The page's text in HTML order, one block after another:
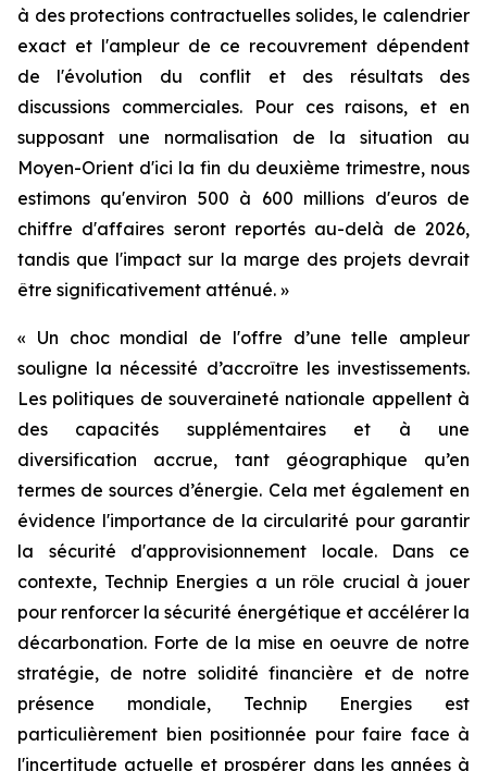
à des protections contractuelles solides, le calendrier
exact et l'ampleur de ce recouvrement dépendent
de l'évolution du conflit et des résultats des
discussions commerciales. Pour ces raisons, et en
supposant une normalisation de la situation au
Moyen-Orient d'ici la fin du deuxième trimestre, nous
estimons qu'environ 500 à 600 millions d'euros de
chiffre d'affaires seront reportés au-delà de 2026,
tandis que l'impact sur la marge des projets devrait
être significativement atténué. »
« Un choc mondial de l'offre d’une telle ampleur
souligne la nécessité d’accroître les investissements.
Les politiques de souveraineté nationale appellent à
des capacités supplémentaires et à une
diversification accrue, tant géographique qu’en
termes de sources d’énergie. Cela met également en
évidence l'importance de la circularité pour garantir
la sécurité d'approvisionnement locale. Dans ce
contexte, Technip Energies a un rôle crucial à jouer
pour renforcer la sécurité énergétique et accélérer la
décarbonation. Forte de la mise en oeuvre de notre
stratégie, de notre solidité financière et de notre
présence mondiale, Technip Energies est
particulièrement bien positionnée pour faire face à
l'incertitude actuelle et prospérer dans les années à